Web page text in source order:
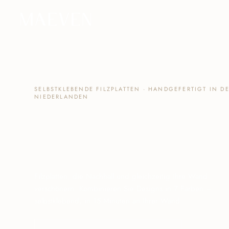
SELBSTKLEBENDE FILZPLATTEN · HANDGEFERTIGT IN
NIEDERLANDEN